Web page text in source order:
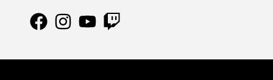
F
c
I
s
Y
u
T
i